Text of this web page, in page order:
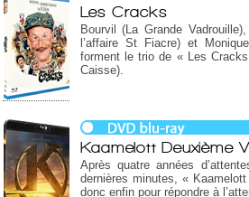
Les Cracks
Bourvil (La Grande
l’affaire St Fiacre) et
forment le trio de « Les
Caisse).
Kaamelott Deuxième
Après quatre années
dernières minutes, «
donc enfin pour répondre à